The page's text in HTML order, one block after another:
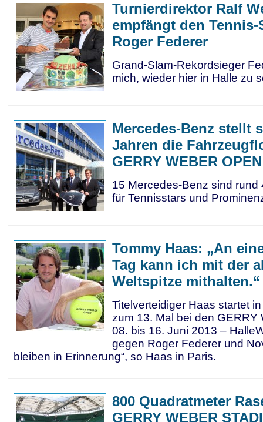
Turnierdirektor Ralf
empfängt den Tennis-
Roger Federer
Grand-Slam-Rekordsieger
mich, wieder hier in Halle zu
Mercedes-Benz stellt
Jahren die
GERRY WEBER OPEN
15 Mercedes-Benz sind rund
für Tennisstars und
Tommy Haas: „An
Tag kann ich mit der
Weltspitze mithalten.“
Titelverteidiger Haas startet
zum 13. Mal bei den GERRY
08. bis 16. Juni 2013 –
gegen Roger Federer und
bleiben in Erinnerung“, so Haas in Paris.
800 Quadratmeter
GERRY WEBER